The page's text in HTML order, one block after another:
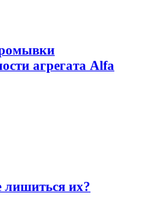
агрегата Alfa
лишиться их?